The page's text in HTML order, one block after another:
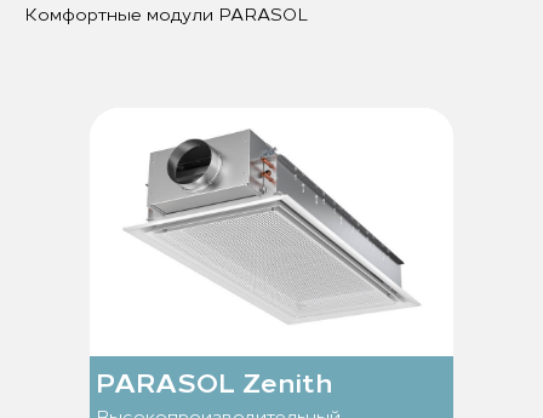
Комфортные модули PARASOL
PARASOL Zenith